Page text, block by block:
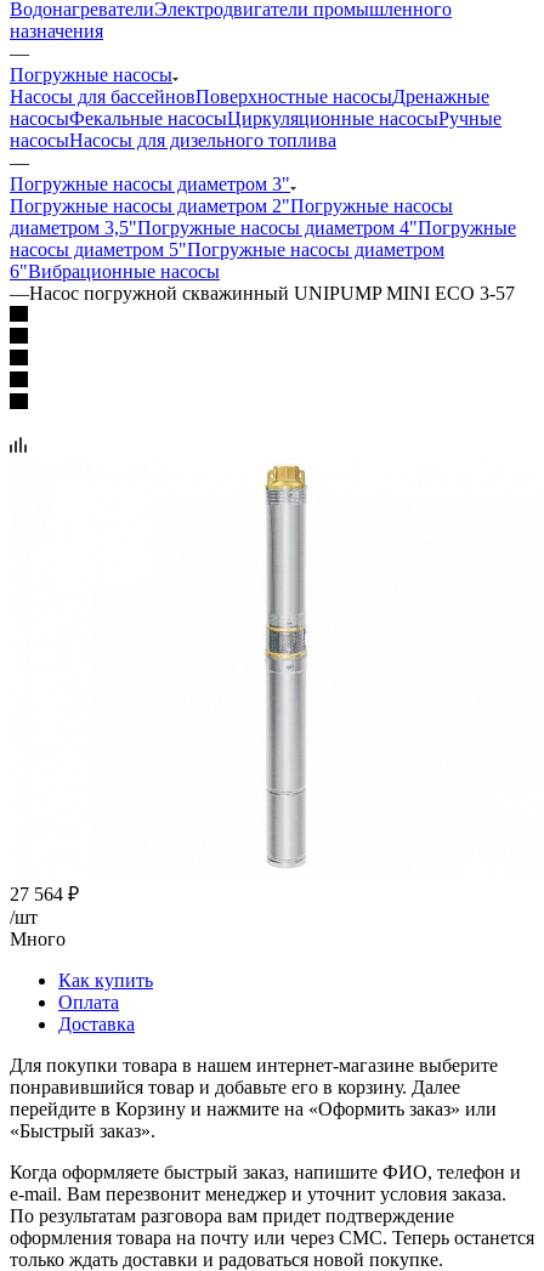
ВодонагревателиЭлектродвигатели промышленного
назначения
—
Погружные насосы
Насосы для бассейновПоверхностные насосыДренажные
насосыФекальные насосыЦиркуляционные насосыРучные
насосыНасосы для дизельного топлива
—
Погружные насосы диаметром 3"
Погружные насосы диаметром 2"Погружные насосы
диаметром 3,5"Погружные насосы диаметром 4"Погружные
насосы диаметром 5"Погружные насосы диаметром
6"Вибрационные насосы
—Насос погружной скважинный UNIPUMP MINI ECO 3-57
27 564 ₽
/шт
Много
Как купить
Оплата
Доставка
Для покупки товара в нашем интернет-магазине выберите
понравившийся товар и добавьте его в корзину. Далее
перейдите в Корзину и нажмите на «Оформить заказ» или
«Быстрый заказ».
Когда оформляете быстрый заказ, напишите ФИО, телефон и
e-mail. Вам перезвонит менеджер и уточнит условия заказа.
По результатам разговора вам придет подтверждение
оформления товара на почту или через СМС. Теперь останется
только ждать доставки и радоваться новой покупке.